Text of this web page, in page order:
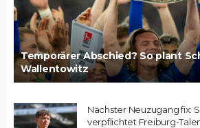
Temporärer Abschied? So plant
Wallentowitz
Nächster Neuzugang fix:
verpflichtet Freiburg-